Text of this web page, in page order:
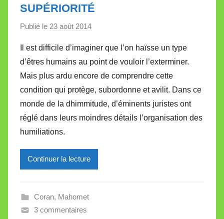
e
SUPÉRIORITÉ
Publié le 23 août 2014
r
M
i
r
e
i
V
Il est difficile d’imaginer que l’on haïsse un type
d’êtres humains au point de vouloir l’exterminer.
Mais plus ardu encore de comprendre cette
condition qui protège, subordonne et avilit. Dans ce
monde de la dhimmitude, d’éminents juristes ont
réglé dans leurs moindres détails l’organisation des
humiliations.
Continuer la lecture
Coran, Mahomet
3 commentaires